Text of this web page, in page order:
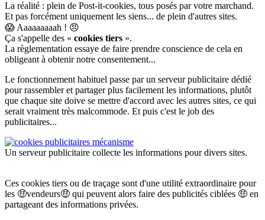
La réalité : plein de Post-it-cookies, tous posés par votre marchand.
Et pas forcément uniquement les siens... de plein d'autres sites.
😱 Aaaaaaaaah ! 😠
Ça s'appelle des « cookies tiers ».
La règlementation essaye de faire prendre conscience de cela en
obligeant à obtenir notre consentement...
Le fonctionnement habituel passe par un serveur publicitaire dédié
pour rassembler et partager plus facilement les informations, plutôt
que chaque site doive se mettre d'accord avec les autres sites, ce qui
serait vraiment très malcommode. Et puis c'est le job des
publicitaires...
Un serveur publicitaire collecte les informations pour divers sites.
Ces cookies tiers ou de traçage sont d'une utilité extraordinaire pour
les 🤑vendeurs🤑 qui peuvent alors faire des publicités ciblées 🤑 en
partageant des informations privées.